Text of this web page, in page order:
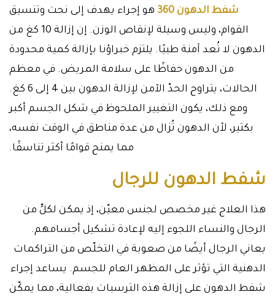
شفط الدهون 360
هو إجراء يهدف إلى نحت وتنسيق
القوام، وليس وسيلة لإنقاص الوزن. إن إزالة 10 كغ من
الدهون لا تُعد آمنة طبيًا. يلتزم خبراؤنا بإزالة كمية محدودة
من الدهون حفاظًا على سلامة المريض. في معظم
الحالات، يتراوح الحدّ الآمن لإزالة الدهون بين 4 إلى 6 كغ.
ومع ذلك، يكون التغيير الملحوظ في شكل الجسم أكبر
بكثير، لأن الدهون تُزال من عدة مناطق في الوقت نفسه،
مما يمنح قوامًا أكثر تناسقًا.
شفط الدهون للرجال
هذا العلاج غير مخصص لجنس معيّن، إذ يمكن لكلٍّ من
الرجال والنساء اللجوء إليه لإعادة تشكيل أجسامهم.
يعاني الرجال أيضًا من صعوبة في التخلّص من التراكمات
الدهنية التي تؤثر على المظهر العام للجسم. يساعد إجراء
شفط الدهون على إزالة هذه الترسبات بفعالية، مما يمكّن